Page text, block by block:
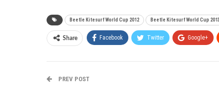
Beetle Kitesurf World Cup 2012 Beetle Kitesurf World Cup 2013
Share Facebook Twitter Google+
PREV POST